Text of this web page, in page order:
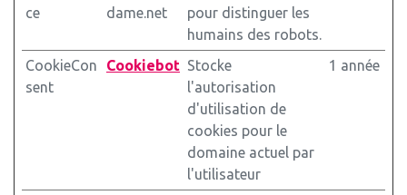
ce
dame.net
pour distinguer les
humains des robots.
CookieCon
sent
Cookiebot Stocke
l'autorisation
d'utilisation de
cookies pour le
domaine actuel par
l'utilisateur
1 année